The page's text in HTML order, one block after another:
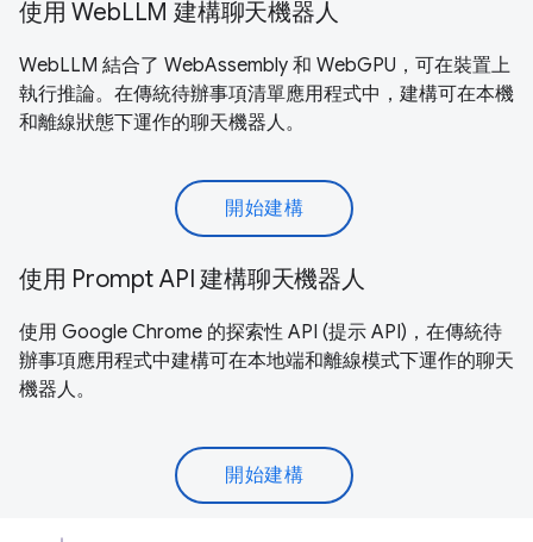
使用 WebLLM 建構聊天機器人
WebLLM 結合了 WebAssembly 和 WebGPU，可在裝置上
執行推論。在傳統待辦事項清單應用程式中，建構可在本機
和離線狀態下運作的聊天機器人。
開始建構
使用 Prompt API 建構聊天機器人
使用 Google Chrome 的探索性 API (提示 API)，在傳統待
辦事項應用程式中建構可在本地端和離線模式下運作的聊天
機器人。
開始建構